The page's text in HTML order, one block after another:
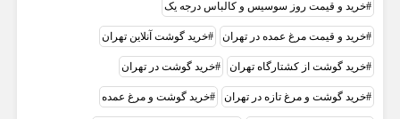
خرید و قیمت روز سوسیس و کالباس درجه یک
خرید و قیمت مرغ عمده در تهران خرید گوشت آنلاین تهران
خرید گوشت از کشتارگاه تهران خرید گوشت در تهران
خرید گوشت و مرغ تازه در تهران خرید گوشت و مرغ عمده